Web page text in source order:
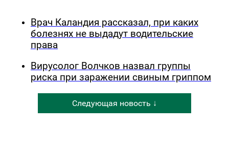
Врач Каландия рассказал, при каких
болезнях не выдадут водительские
права
Вирусолог Волчков назвал группы
риска при заражении свиным гриппом
Следующая новость ↓